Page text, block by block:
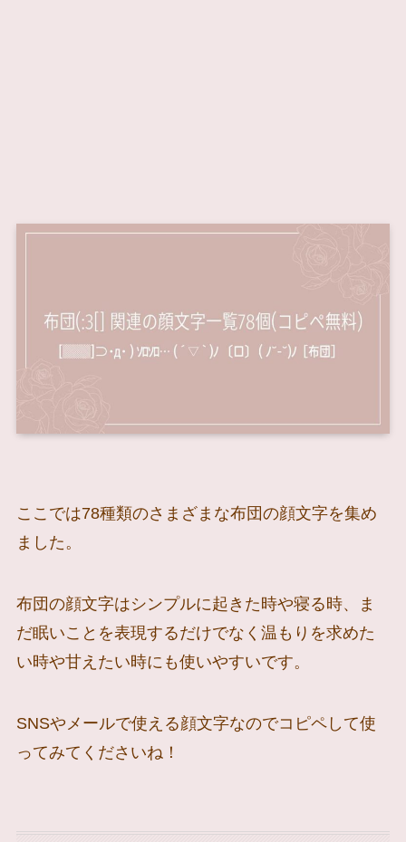
ここでは78種類のさまざまな布団の顔文字を集め
ました。
布団の顔文字はシンプルに起きた時や寝る時、ま
だ眠いことを表現するだけでなく温もりを求めた
い時や甘えたい時にも使いやすいです。
SNSやメールで使える顔文字なのでコピペして使
ってみてくださいね！